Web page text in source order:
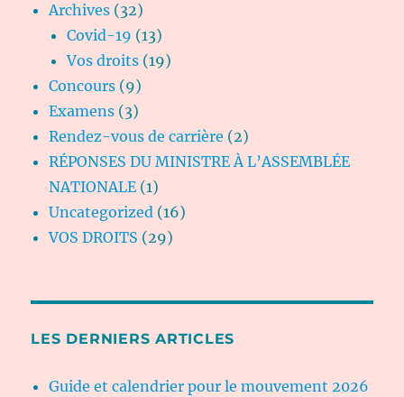
Archives (32)
Covid-19 (13)
Vos droits (19)
Concours (9)
Examens (3)
Rendez-vous de carrière (2)
RÉPONSES DU MINISTRE À L’ASSEMBLÉE
NATIONALE (1)
Uncategorized (16)
VOS DROITS (29)
LES DERNIERS ARTICLES
Guide et calendrier pour le mouvement 2026